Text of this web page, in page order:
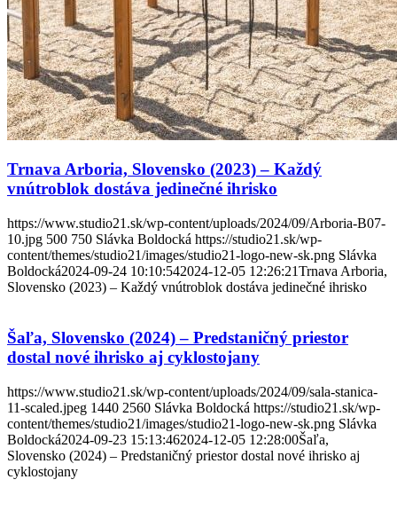
Trnava Arboria, Slovensko (2023) – Každý
vnútroblok dostáva jedinečné ihrisko
https://www.studio21.sk/wp-content/uploads/2024/09/Arboria-B07-
10.jpg 500 750 Slávka Boldocká https://studio21.sk/wp-
content/themes/studio21/images/studio21-logo-new-sk.png Slávka
Boldocká2024-09-24 10:10:542024-12-05 12:26:21Trnava Arboria,
Slovensko (2023) – Každý vnútroblok dostáva jedinečné ihrisko
Šaľa, Slovensko (2024) – Predstaničný priestor
dostal nové ihrisko aj cyklostojany
https://www.studio21.sk/wp-content/uploads/2024/09/sala-stanica-
11-scaled.jpeg 1440 2560 Slávka Boldocká https://studio21.sk/wp-
content/themes/studio21/images/studio21-logo-new-sk.png Slávka
Boldocká2024-09-23 15:13:462024-12-05 12:28:00Šaľa,
Slovensko (2024) – Predstaničný priestor dostal nové ihrisko aj
cyklostojany